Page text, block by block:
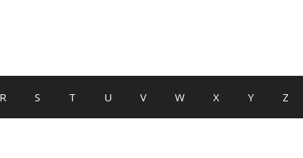
R S T U V W X Y Z